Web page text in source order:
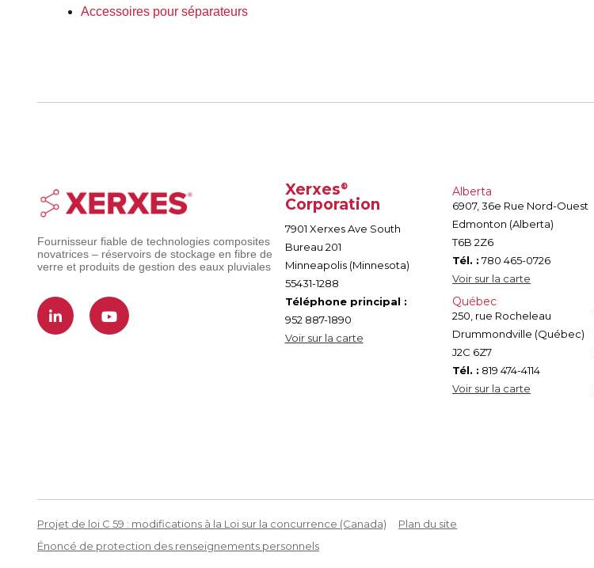
Accessoires pour séparateurs
Fournisseur fiable de technologies composites
novatrices – réservoirs de stockage en fibre de
verre et produits de gestion des eaux pluviales
Xerxes®
Corporation
7901 Xerxes Ave South
Bureau 201
Minneapolis (Minnesota)
55431-1288
Téléphone principal :
952 887-1890
Voir sur la carte
Alberta
6907, 36e Rue Nord-Ouest
Edmonton (Alberta)
T6B 2Z6
Tél. : 780 465-0726
Voir sur la carte
Québec
250, rue Rocheleau
Drummondville (Québec)
J2C 6Z7
Tél. : 819 474-4114
Voir sur la carte
Projet de loi C 59 : modifications à la Loi sur la concurrence (Canada)
Plan du site
Énoncé de protection des renseignements personnels